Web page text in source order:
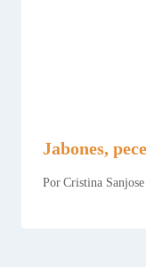
Jabones,
Por Cristina Sanjose